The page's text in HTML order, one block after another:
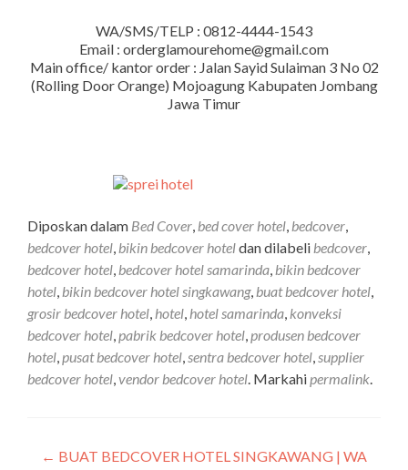
WA/SMS/TELP : 0812-4444-1543
Email : orderglamourehome@gmail.com
Main office/ kantor order : Jalan Sayid Sulaiman 3 No 02
(Rolling Door Orange) Mojoagung Kabupaten Jombang
Jawa Timur
Diposkan dalam Bed Cover, bed cover hotel, bedcover,
bedcover hotel, bikin bedcover hoteldan dilabeli bedcover,
bedcover hotel, bedcover hotel samarinda, bikin bedcover
hotel, bikin bedcover hotel singkawang, buat bedcover hotel,
grosir bedcover hotel, hotel, hotel samarinda, konveksi
bedcover hotel,pabrik bedcover hotel,produsen bedcover
hotel,pusat bedcover hotel,sentra bedcover hotel,supplier
bedcover hotel,vendor bedcover hotel. Markahipermalink.
← BUAT BEDCOVER HOTEL SINGKAWANG | WA